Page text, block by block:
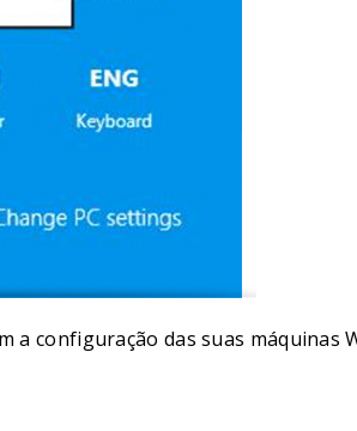
configuração das suas máquinas